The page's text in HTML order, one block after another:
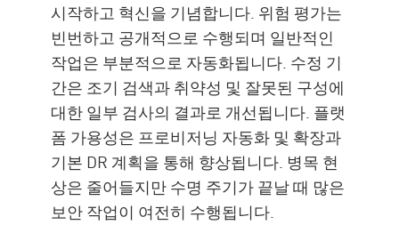
시작하고 혁신을 기념합니다. 위험 평가는
빈번하고 공개적으로 수행되며 일반적인
작업은 부분적으로 자동화됩니다. 수정 기
간은 조기 검색과 취약성 및 잘못된 구성에
대한 일부 검사의 결과로 개선됩니다. 플랫
폼 가용성은 프로비저닝 자동화 및 확장과
기본 DR 계획을 통해 향상됩니다. 병목 현
상은 줄어들지만 수명 주기가 끝날 때 많은
보안 작업이 여전히 수행됩니다.